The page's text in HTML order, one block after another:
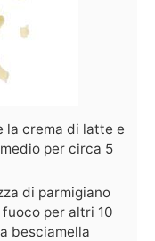
la crema di latte e
per circa 5
di parmigiano
per altri 10
besciamella